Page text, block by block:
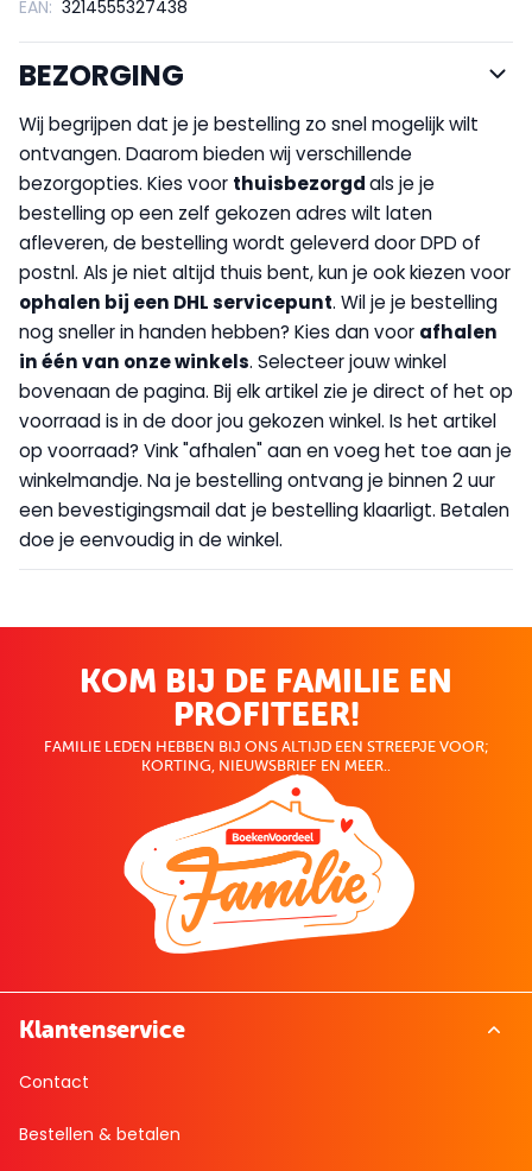
EAN: 3214555327438
BEZORGING
Wij begrijpen dat je je bestelling zo snel mogelijk wilt
ontvangen. Daarom bieden wij verschillende
bezorgopties. Kies voor thuisbezorgdals je je
bestelling op een zelf gekozen adres wilt laten
afleveren, de bestelling wordt geleverd door DPD of
postnl. Als je niet altijd thuis bent, kun je ook kiezen voor
ophalen bij een DHL servicepunt. Wil je je bestelling
nog sneller in handen hebben? Kies dan voor afhalen
in één van onze winkels. Selecteer jouw winkel
bovenaan de pagina. Bij elk artikel zie je direct of het op
voorraad is in de door jou gekozen winkel. Is het artikel
op voorraad? Vink "afhalen" aan en voeg het toe aan je
winkelmandje. Na je bestelling ontvang je binnen 2 uur
een bevestigingsmail dat je bestelling klaarligt. Betalen
doe je eenvoudig in de winkel.
KOM BIJ DE FAMILIE EN
PROFITEER!
FAMILIE LEDEN HEBBEN BIJ ONS ALTIJD EEN STREEPJE VOOR;
KORTING, NIEUWSBRIEF EN MEER..
Klantenservice
Contact
Bestellen & betalen